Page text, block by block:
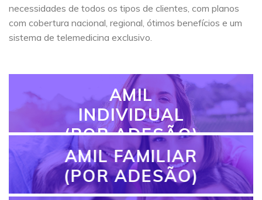
necessidades de todos os tipos de clientes, com planos
com cobertura nacional, regional, ótimos benefícios e um
sistema de telemedicina exclusivo.
AMIL
INDIVIDUAL
(POR ADESÃO)
AMIL FAMILIAR
(POR ADESÃO)